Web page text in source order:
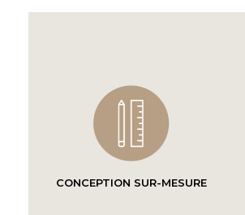
CONCEPTION SUR-MESURE